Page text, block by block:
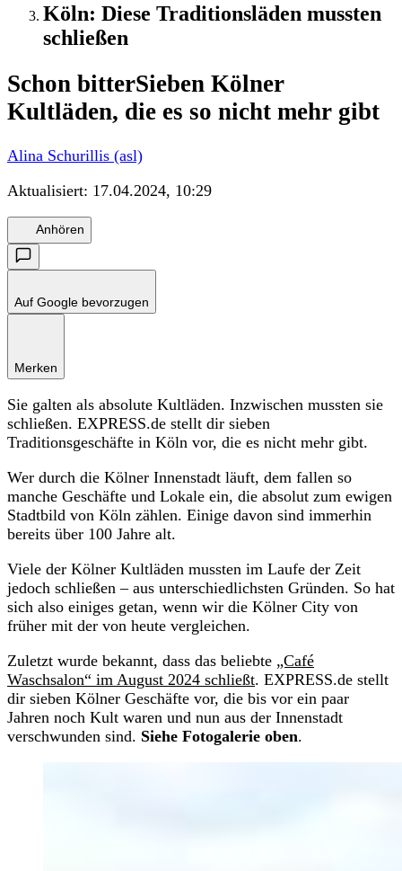
Köln: Diese Traditionsläden mussten
schließen
Schon bitterSieben Kölner
Kultläden, die es so nicht mehr gibt
Alina Schurillis (asl)
Aktualisiert: 17.04.2024, 10:29
Anhören
Auf Google bevorzugen
Merken
Sie galten als absolute Kultläden. Inzwischen mussten sie
schließen. EXPRESS.de stellt dir sieben
Traditionsgeschäfte in Köln vor, die es nicht mehr gibt.
Wer durch die Kölner Innenstadt läuft, dem fallen so
manche Geschäfte und Lokale ein, die absolut zum ewigen
Stadtbild von Köln zählen. Einige davon sind immerhin
bereits über 100 Jahre alt.
Viele der Kölner Kultläden mussten im Laufe der Zeit
jedoch schließen – aus unterschiedlichsten Gründen. So hat
sich also einiges getan, wenn wir die Kölner City von
früher mit der von heute vergleichen.
Zuletzt wurde bekannt, dass das beliebte „Café
Waschsalon“ im August 2024 schließt. EXPRESS.de stellt
dir sieben Kölner Geschäfte vor, die bis vor ein paar
Jahren noch Kult waren und nun aus der Innenstadt
verschwunden sind. Siehe Fotogalerie oben.